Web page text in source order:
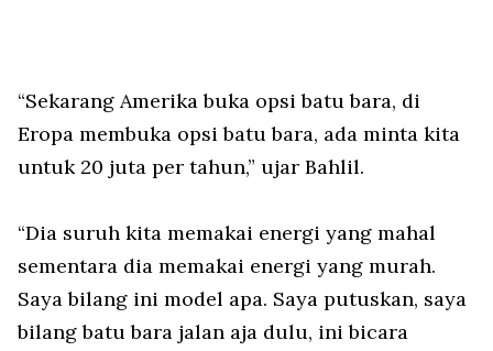
“Sekarang Amerika buka opsi batu bara, di
Eropa membuka opsi batu bara, ada minta kita
untuk 20 juta per tahun,” ujar Bahlil.
“Dia suruh kita memakai energi yang mahal
sementara dia memakai energi yang murah.
Saya bilang ini model apa. Saya putuskan, saya
bilang batu bara jalan aja dulu, ini bicara